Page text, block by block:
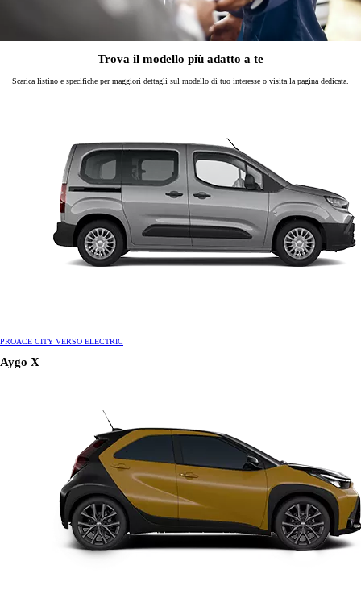
Trova il modello più adatto a te
Scarica listino e specifiche per maggiori dettagli sul modello di tuo interesse o visita la pagina dedicata.
PROACE CITY VERSO ELECTRIC
Aygo X